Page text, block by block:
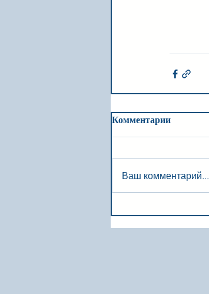
Комментарии
Ваш комментарий...